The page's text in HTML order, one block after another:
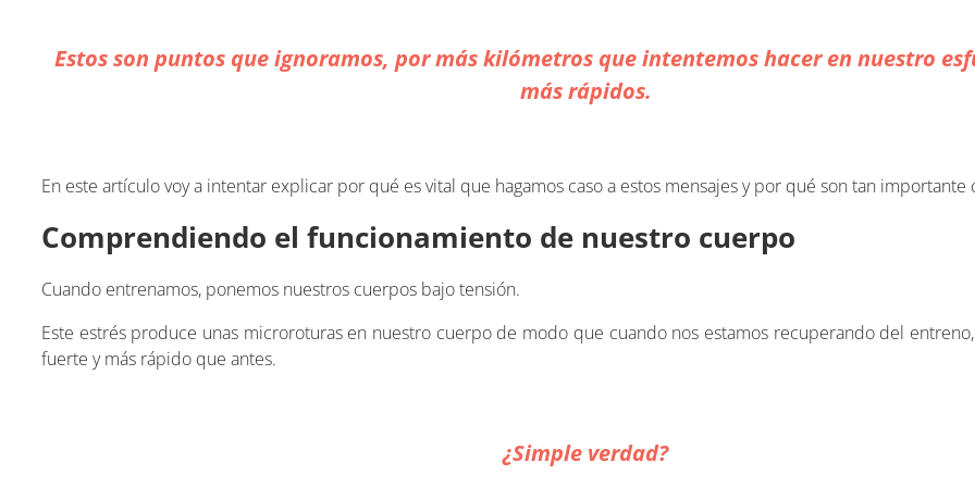
Estos son puntos que ignoramos, por más kilómetros que intentemos hacer en nuestro
más rápidos.
En este artículo voy a intentar explicar por qué es vital que hagamos caso a estos mensajes y por qué son tan
Comprendiendo el funcionamiento de nuestro cuerpo
Cuando entrenamos, ponemos nuestros cuerpos bajo tensión.
Este estrés produce unas microroturas en nuestro cuerpo de modo que cuando nos estamos recuperando del
fuerte y más rápido que antes.
¿Simple verdad?